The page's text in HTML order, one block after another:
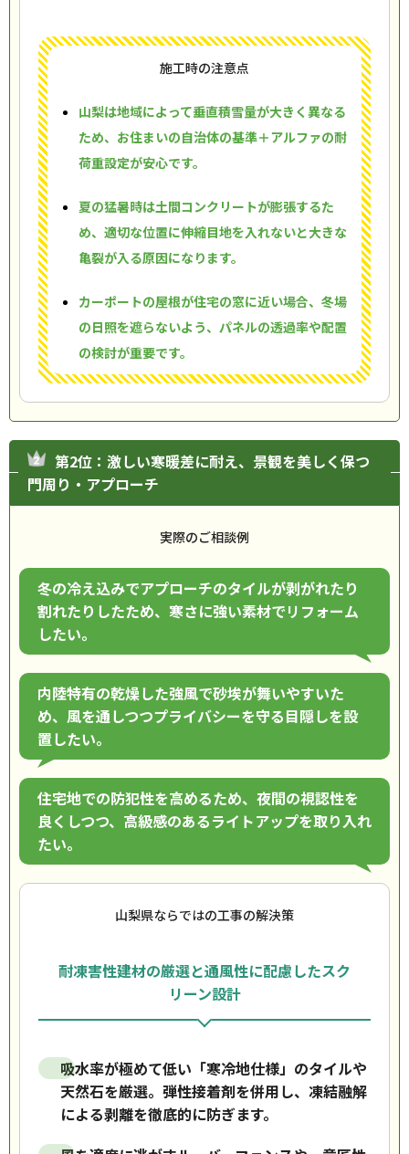
施工時の注意点
山梨は地域によって垂直積雪量が大きく異なる
ため、お住まいの自治体の基準＋アルファの耐
荷重設定が安心です。
夏の猛暑時は土間コンクリートが膨張するた
め、適切な位置に伸縮目地を入れないと大きな
亀裂が入る原因になります。
カーポートの屋根が住宅の窓に近い場合、冬場
の日照を遮らないよう、パネルの透過率や配置
の検討が重要です。
第2位：激しい寒暖差に耐え、景観を美しく保つ
門周り・アプローチ
実際のご相談例
冬の冷え込みでアプローチのタイルが剥がれたり
割れたりしたため、寒さに強い素材でリフォーム
したい。
内陸特有の乾燥した強風で砂埃が舞いやすいた
め、風を通しつつプライバシーを守る目隠しを設
置したい。
住宅地での防犯性を高めるため、夜間の視認性を
良くしつつ、高級感のあるライトアップを取り入れ
たい。
山梨県ならではの工事の解決策
耐凍害性建材の厳選と通風性に配慮したスク
リーン設計
吸水率が極めて低い「寒冷地仕様」のタイルや
天然石を厳選。弾性接着剤を併用し、凍結融解
による剥離を徹底的に防ぎます。